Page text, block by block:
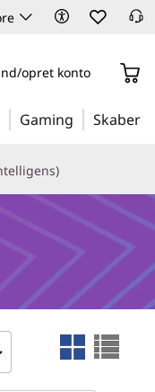
opret konto
Gaming Skaber